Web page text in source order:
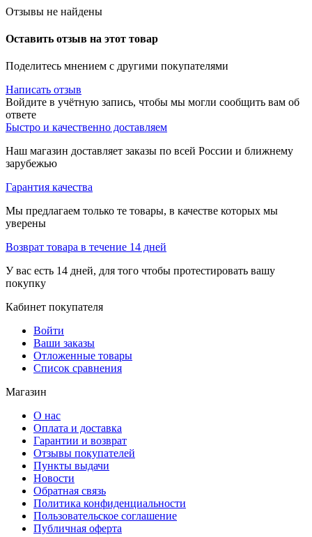
Отзывы не найдены
Оставить отзыв на этот товар
Поделитесь мнением с другими покупателями
Написать отзыв
Войдите в учётную запись, чтобы мы могли сообщить вам об
ответе
Быстро и качественно доставляем
Наш магазин доставляет заказы по всей России и ближнему
зарубежью
Гарантия качества
Мы предлагаем только те товары, в качестве которых мы
уверены
Возврат товара в течение 14 дней
У вас есть 14 дней, для того чтобы протестировать вашу
покупку
Кабинет покупателя
Войти
Ваши заказы
Отложенные товары
Список сравнения
Магазин
О нас
Оплата и доставка
Гарантии и возврат
Отзывы покупателей
Пункты выдачи
Новости
Обратная связь
Политика конфиденциальности
Пользовательское соглашение
Публичная оферта